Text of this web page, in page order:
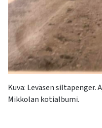
Kuva: Leväsen siltapenger.
Mikkolan kotialbumi.